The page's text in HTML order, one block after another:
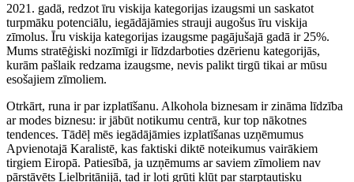
2021. gadā, redzot īru viskija kategorijas izaugsmi un saskatot
turpmāku potenciālu, iegādājāmies strauji augošus īru viskija
zīmolus. Īru viskija kategorijas izaugsme pagājušajā gadā ir 25%.
Mums stratēģiski nozīmīgi ir līdzdarboties dzērienu kategorijās,
kurām pašlaik redzama izaugsme, nevis palikt tirgū tikai ar mūsu
esošajiem zīmoliem.
Otrkārt, runa ir par izplatīšanu. Alkohola biznesam ir zināma līdzība
ar modes biznesu: ir jābūt notikumu centrā, kur top nākotnes
tendences. Tādēļ mēs iegādājāmies izplatīšanas uzņēmumus
Apvienotajā Karalistē, kas faktiski diktē noteikumus vairākiem
tirgiem Eiropā. Patiesībā, ja uzņēmums ar saviem zīmoliem nav
pārstāvēts Lielbritānijā, tad ir ļoti grūti kļūt par starptautisku